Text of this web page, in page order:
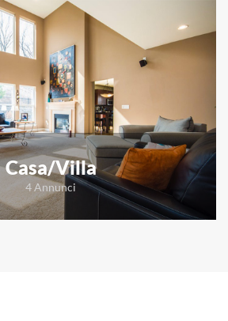
Casa/Villa
4 Annunci